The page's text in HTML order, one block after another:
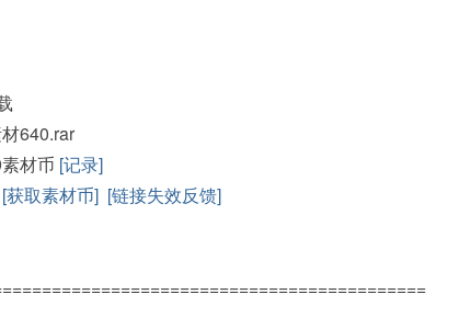
640.rar
材币 [记录]
[获取素材币] [链接失效反馈]